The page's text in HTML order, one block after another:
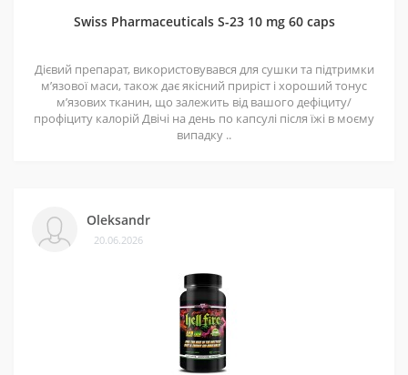
Swiss Pharmaceuticals S-23 10 mg 60 caps
Дієвий препарат, використовувався для сушки та підтримки
мʼязової маси, також дає якісний приріст і хороший тонус
мʼязових тканин, що залежить від вашого дефіциту/
профіциту калорій Двічі на день по капсулі після їжі в моєму
випадку ..
Oleksandr
20.06.2026